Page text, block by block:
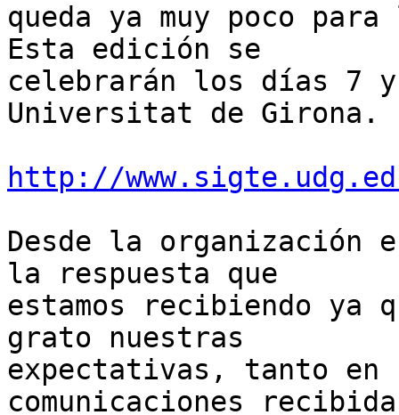
queda ya muy poco
Esta edición se
celebrarán los días 7
Universitat de Girona.
http://
Desde la organización
la respuesta que
estamos recibiendo ya
grato nuestras
expectativas, tanto en
comunicaciones